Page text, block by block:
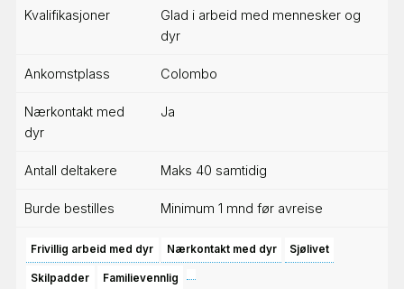
Kvalifikasjoner
Glad i arbeid med mennesker og
dyr
Ankomstplass Colombo
Nærkontakt med
dyr
Ja
Antall deltakere Maks 40 samtidig
Burde bestilles Minimum 1 mnd før avreise
Frivillig arbeid med dyr Nærkontakt med dyr Sjølivet
Skilpadder Familievennlig